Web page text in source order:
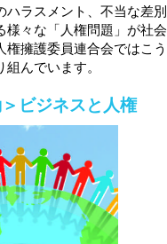
ラスメント、不当な差別
様々な「人権問題」が社会
擁護委員連合会ではこう
んでいます。
ビジネスと人権